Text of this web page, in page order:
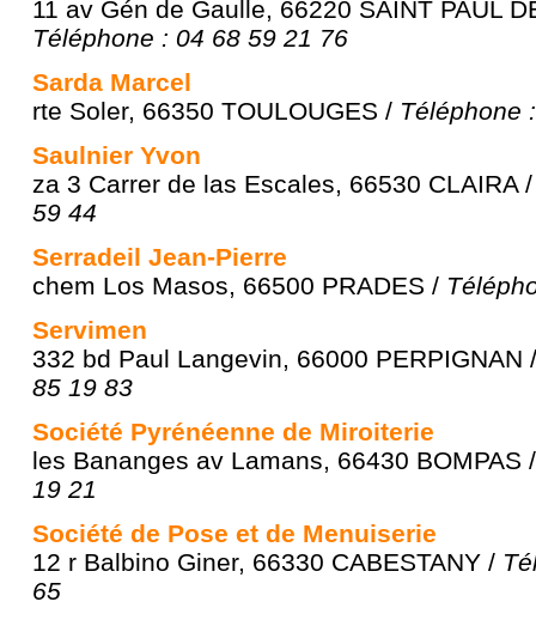
11 av Gén de Gaulle, 66220 SAINT PAUL
Téléphone : 04 68 59 21 76
Sarda Marcel
rte Soler, 66350 TOULOUGES / Téléphone
Saulnier Yvon
za 3 Carrer de las Escales, 66530 CLAIRA
59 44
Serradeil Jean-Pierre
chem Los Masos, 66500 PRADES /
Servimen
332 bd Paul Langevin, 66000 PERPIGNAN
85 19 83
Société Pyrénéenne de Miroiterie
les Bananges av Lamans, 66430 BOMPAS
19 21
Société de Pose et de Menuiserie
12 r Balbino Giner, 66330 CABESTANY /
65